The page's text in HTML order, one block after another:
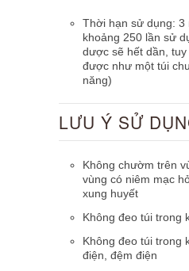
Thời hạn sử dụng: 3
khoảng 250 lần sử
dược sẽ hết dần,
được như một túi
năng)
LƯU Ý SỬ
Không chườm trên
vùng có niêm mạc
xung huyết
Không đeo túi trong
Không đeo túi trong
điện, đệm điện